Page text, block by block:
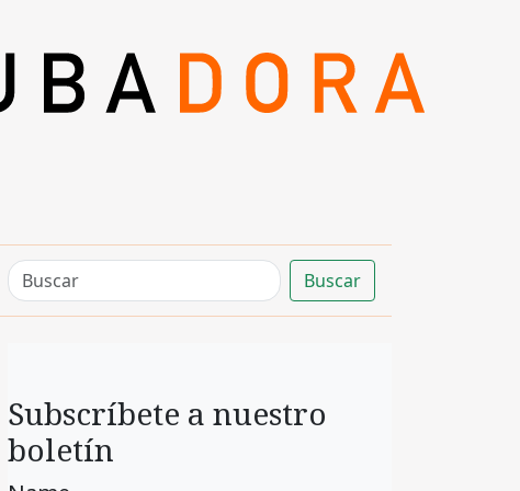
Buscar
Subscríbete a nuestro
boletín